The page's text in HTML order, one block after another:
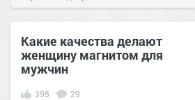
позитива! 13:00 22 ноя 2025
Какие качества делают
женщину магнитом для
мужчин
395 29